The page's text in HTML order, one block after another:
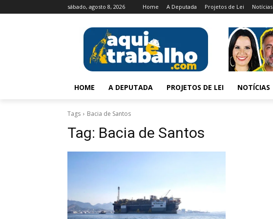
sábado, agosto 8, 2026 Home A Deputada Projetos de Lei Notícias
HOME A DEPUTADA PROJETOS DE LEI NOTÍCIAS
Tags Bacia de Santos
Tag: Bacia de Santos